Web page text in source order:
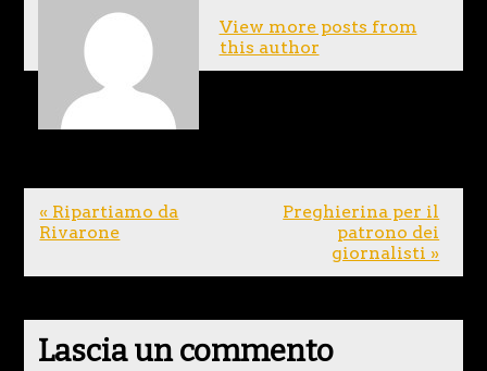
View more posts from
this author
« Ripartiamo da
Rivarone
Preghierina per il
patrono dei
giornalisti »
Lascia un commento